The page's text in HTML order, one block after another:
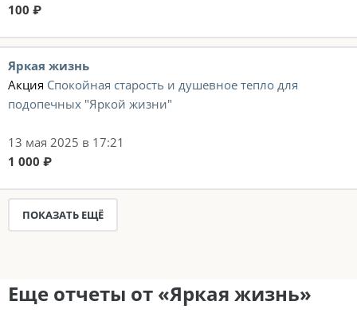
100 ₽
Яркая жизнь
Акция Спокойная старость и душевное тепло для
подопечных "Яркой жизни"
13 мая 2025 в 17:21
1 000 ₽
ПОКАЗАТЬ ЕЩЁ
Еще отчеты от «Яркая жизнь»